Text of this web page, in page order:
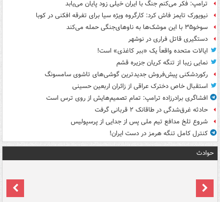
ترامپ: فکر می‌کنم جنگ با ایران خیلی زود پایان می‌یابد
نیویورک تایمز فاش کرد: کارگروه ویژه سیا برای تفرقه افکنی در کوبا
سوخو۳۵ با این موشک‌ها به ناوهای‌جنگی حمله می‌کند
دستگیری قاتل فراری در نوشهر
ایالات متحده واقعاً یک «ببر کاغذی» است!
نمایی زیبا از تنگه کریان جزیره قشم
رکوردشکنی پیش‌فروش جدیدترین گوشی‌های تاشوی سامسونگ
استقبال خاص دخترک عراقی از زائران اربعین حسینی
افشاگری برادرزاده ترامپ: تمام تصمیم‌هایش از روی ترس است
حادثه غرق‌شدگی در طاقانک ۲ قربانی گرفت
شروع تلخ مدافع تیم ملی پس از جدایی از پرسپولیس
کنترل کامل تنگه هرمز در دست ایران!
حوادث